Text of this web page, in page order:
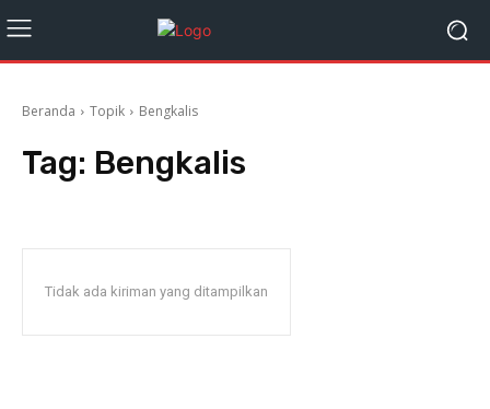
Beranda Topik Bengkalis
Tag: Bengkalis
Tidak ada kiriman yang ditampilkan